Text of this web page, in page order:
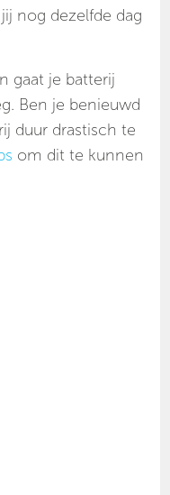
nog dezelfde dag
gaat je batterij
Ben je benieuwd
duur drastisch te
om dit te kunnen